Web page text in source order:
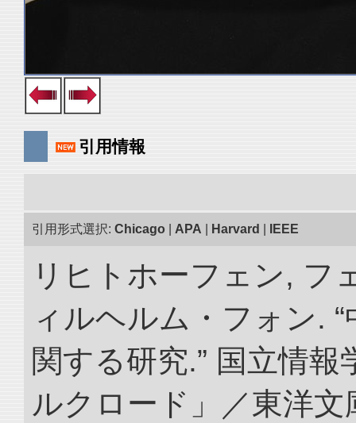
引用情報
引用形式選択: Chicago APA Harvard IEEE
リヒトホーフェン, フ
ィルヘルム・フォン.
関する研究.” 国立情
ルクロード」／東洋